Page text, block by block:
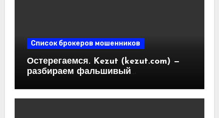
Список брокеров мошенников
Остерегаемся. Kezut (kezut.com) —
разбираем фальшивый
вернуть деньги. Отзывы